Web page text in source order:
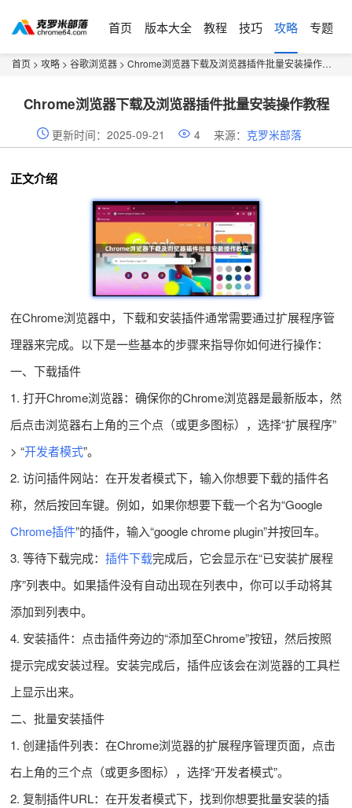
首页 版本大全 教程 技巧 攻略 专题
首页 > 攻略 > 谷歌浏览器 > Chrome浏览器下载及浏览器插件批量安装操作教程
Chrome浏览器下载及浏览器插件批量安装操作教程
更新时间：2025-09-21 4 来源： 克罗米部落
正文介绍
在Chrome浏览器中，下载和安装插件通常需要通过扩展程序管
理器来完成。以下是一些基本的步骤来指导你如何进行操作：
一、下载插件
1. 打开Chrome浏览器：确保你的Chrome浏览器是最新版本，然
后点击浏览器右上角的三个点（或更多图标），选择“扩展程序”
> “开发者模式”。
2. 访问插件网站：在开发者模式下，输入你想要下载的插件名
称，然后按回车键。例如，如果你想要下载一个名为“Google
Chrome插件”的插件，输入“google chrome plugin”并按回车。
3. 等待下载完成： 插件下载完成后，它会显示在“已安装扩展程
序”列表中。如果插件没有自动出现在列表中，你可以手动将其
添加到列表中。
4. 安装插件：点击插件旁边的“添加至Chrome”按钮，然后按照
提示完成安装过程。安装完成后，插件应该会在浏览器的工具栏
上显示出来。
二、批量安装插件
1. 创建插件列表：在Chrome浏览器的扩展程序管理页面，点击
右上角的三个点（或更多图标），选择“开发者模式”。
2. 复制插件URL：在开发者模式下，找到你想要批量安装的插